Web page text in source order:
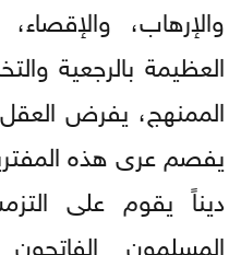
والإرهاب،
العظيمة بالرجعية
الممنهج، يفرض
يفصم عرى هذه
ديناً يقوم على
المسلمون